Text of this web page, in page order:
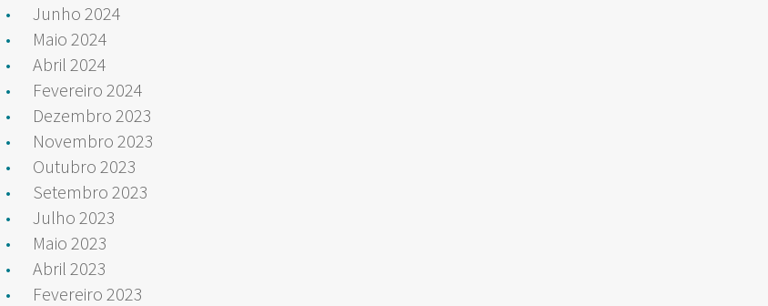
Junho 2024
Maio 2024
Abril 2024
Fevereiro 2024
Dezembro 2023
Novembro 2023
Outubro 2023
Setembro 2023
Julho 2023
Maio 2023
Abril 2023
Fevereiro 2023